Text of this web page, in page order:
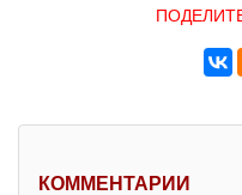
КОММЕНТАРИИ